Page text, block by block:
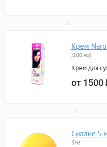
Крем
(100 мг)
Крем для
от 1500
Сиалис 5
5мг